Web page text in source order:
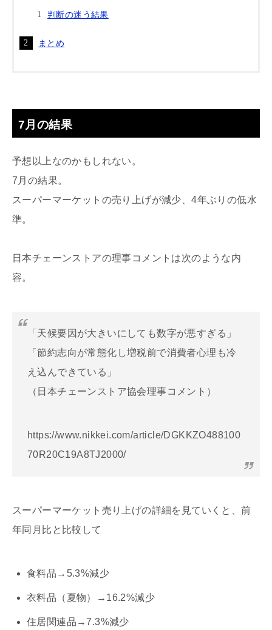
判断の迷う結果
まとめ
7月の結果
予想以上なのかもしれない。
7月の結果。
スーパーマーケットの売り上げが減少、4年ぶりの低水
準。
日本チェーンストアの理事コメントは次のような内
容。
「天候要因が大きいにしても数字が悪すぎる」
「節約志向が常態化し増税前で消費者心理も冷
え込んできている」
（日本チェーンストア協会理事コメント）
https://www.nikkei.com/article/DGKKZO488100
70R20C19A8TJ2000/
スーパーマーケット売り上げの詳細を見ていくと、前
年同月比と比較して
食料品→5.3%減少
衣料品（夏物）→16.2%減少
住居関連品→7.3%減少